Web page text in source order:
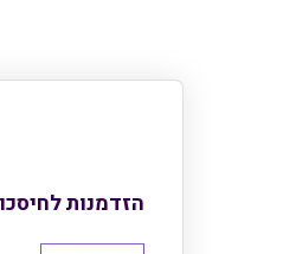
הזדמנות